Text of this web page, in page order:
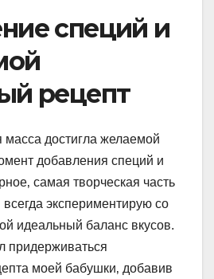
специй и
рецепт
масса достигла желаемой
добавления специй и
самая творческая часть
экспериментирую со
идеальный баланс вкусов.
придерживаться
моей бабушки‚ добавив